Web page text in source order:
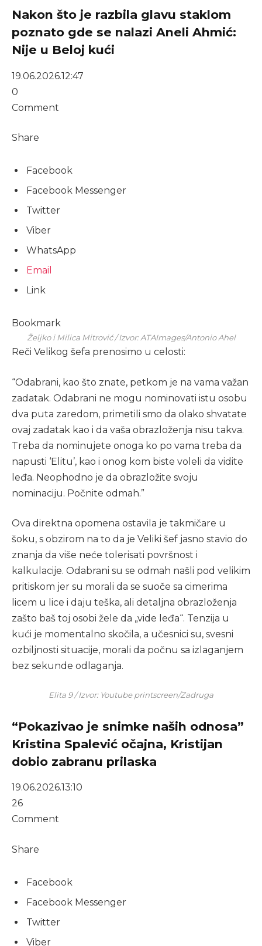
Nakon što je razbila glavu staklom
poznato gde se nalazi Aneli Ahmić:
Nije u Beloj kući
19.06.2026.12:47
0
Comment
Share
Facebook
Facebook Messenger
Twitter
Viber
WhatsApp
Email
Link
Bookmark
Željko i Milica Mitrović / Izvor: ATAImages/Antonio Ahel
Reči Velikog šefa prenosimo u celosti:
“Odabrani, kao što znate, petkom je na vama važan
zadatak. Odabrani ne mogu nominovati istu osobu
dva puta zaredom, primetili smo da olako shvatate
ovaj zadatak kao i da vaša obrazloženja nisu takva.
Treba da nominujete onoga ko po vama treba da
napusti ‘Elitu’, kao i onog kom biste voleli da vidite
leđa. Neophodno je da obrazložite svoju
nominaciju. Počnite odmah.”
Ova direktna opomena ostavila je takmičare u
šoku, s obzirom na to da je Veliki šef jasno stavio do
znanja da više neće tolerisati površnost i
kalkulacije. Odabrani su se odmah našli pod velikim
pritiskom jer su morali da se suoče sa cimerima
licem u lice i daju teška, ali detaljna obrazloženja
zašto baš toj osobi žele da „vide leđa“. Tenzija u
kući je momentalno skočila, a učesnici su, svesni
ozbiljnosti situacije, morali da počnu sa izlaganjem
bez sekunde odlaganja.
Elita 9 / Izvor: Youtube printscreen/Zadruga
“Pokazivao je snimke naših odnosa”
Kristina Spalević očajna, Kristijan
dobio zabranu prilaska
19.06.2026.13:10
26
Comment
Share
Facebook
Facebook Messenger
Twitter
Viber